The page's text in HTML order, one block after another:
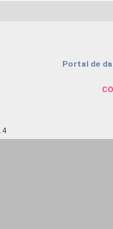
Portal de